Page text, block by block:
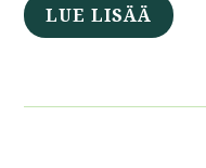
LUE LISÄÄ